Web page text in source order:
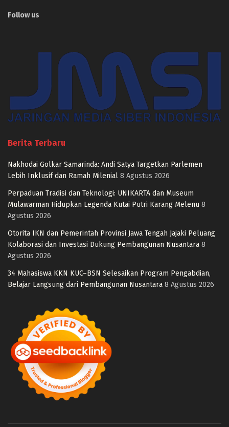
Follow us
Berita Terbaru
Nakhodai Golkar Samarinda: Andi Satya Targetkan Parlemen
Lebih Inklusif dan Ramah Milenial 8 Agustus 2026
Perpaduan Tradisi dan Teknologi: UNIKARTA dan Museum
Mulawarman Hidupkan Legenda Kutai Putri Karang Melenu 8
Agustus 2026
Otorita IKN dan Pemerintah Provinsi Jawa Tengah Jajaki Peluang
Kolaborasi dan Investasi Dukung Pembangunan Nusantara 8
Agustus 2026
34 Mahasiswa KKN KUC–BSN Selesaikan Program Pengabdian,
Belajar Langsung dari Pembangunan Nusantara 8 Agustus 2026